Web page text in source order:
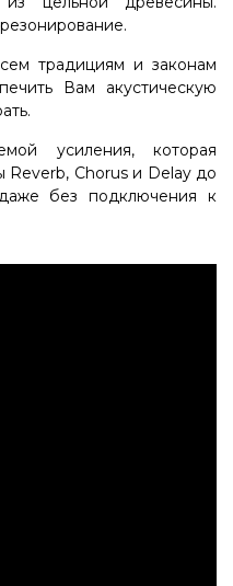
традициям и законам
Вам акустическую
усиления, которая
Reverb, Chorus и Delay до
без подключения к